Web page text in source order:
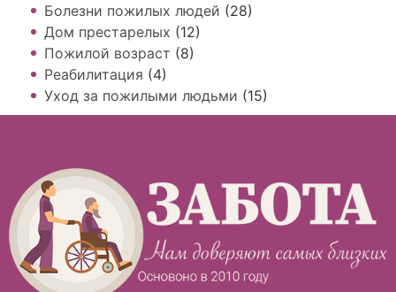
Болезни пожилых людей (28)
Дом престарелых (12)
Пожилой возраст (8)
Реабилитация (4)
Уход за пожилыми людьми (15)